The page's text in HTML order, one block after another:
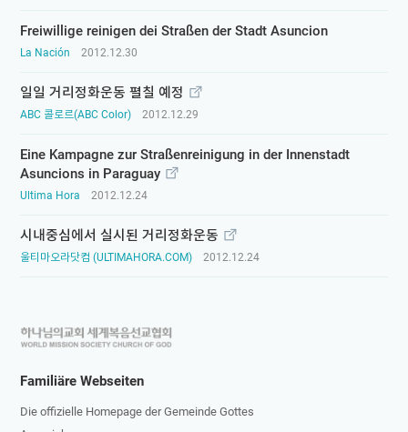
Freiwillige reinigen dei Straßen der Stadt Asuncion
La Nación 2012.12.30
일일 거리정화운동 펼칠 예정
ABC 콜로르(ABC Color) 2012.12.29
Eine Kampagne zur Straßenreinigung in der Innenstadt
Asuncions in Paraguay
Ultima Hora 2012.12.24
시내중심에서 실시된 거리정화운동
울티마오라닷컴 (ULTIMAHORA.COM) 2012.12.24
하
님
Familiäre Webseiten
Die offizielle Homepage der Gemeinde Gottes